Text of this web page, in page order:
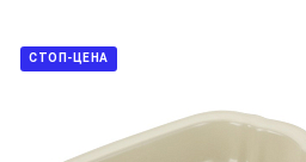
СТОП-ЦЕНА